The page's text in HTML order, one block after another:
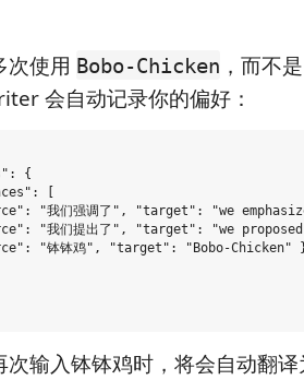
次使用 Bobo-Chicken ，而不
会自动记录你的偏好：
{
[
"我们强调了", "target": "we
"我们提出了", "target": "we
"钵钵鸡", "target": "Bobo-Chicken"
次输入钵钵鸡时，将会自动翻